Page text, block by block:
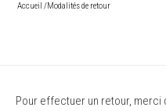
Accueil /Modalités de retour
Pour effectuer un retour, merci